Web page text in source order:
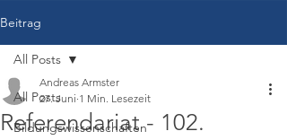
Beitrag
All Posts
Bildungswissenschaften
All Posts
Referendariat - 102.
Andreas Armster
27. Juni 1 Min. Lesezeit